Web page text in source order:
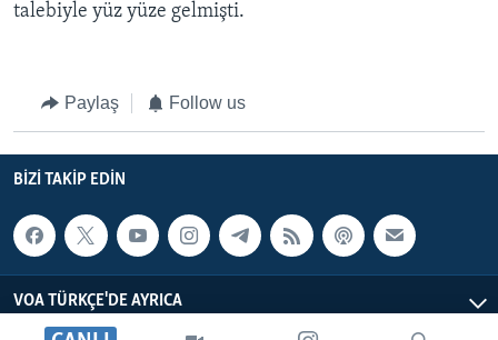
talebiyle yüz yüze gelmişti.
Paylaş Follow us
BIZI TAKIP EDIN
VOA TÜRKÇE'DE AYRICA